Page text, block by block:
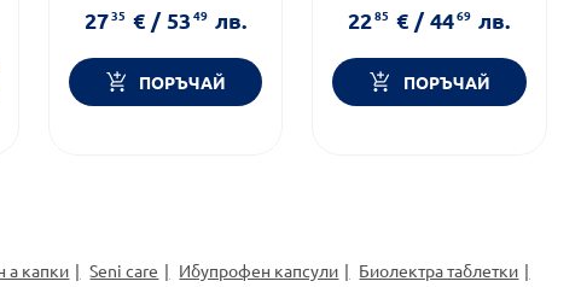
Продуктова линия:WOMEN
2735 € / 5349 лв.
ПОРЪЧАЙ
Форма на продукта:
2285 € / 4469 лв.
ПОРЪЧАЙ
а капки Seni care Ибупрофен капсули
Биолектра таблетки